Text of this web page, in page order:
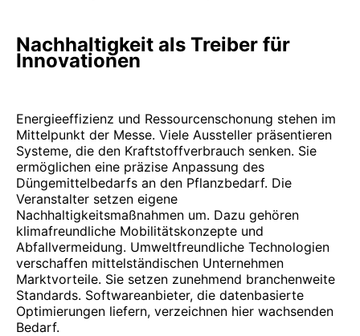
Nachhaltigkeit als Treiber für
Innovationen
Energieeffizienz und Ressourcenschonung stehen im
Mittelpunkt der Messe. Viele Aussteller präsentieren
Systeme, die den Kraftstoffverbrauch senken. Sie
ermöglichen eine präzise Anpassung des
Düngemittelbedarfs an den Pflanzbedarf. Die
Veranstalter setzen eigene
Nachhaltigkeitsmaßnahmen um. Dazu gehören
klimafreundliche Mobilitätskonzepte und
Abfallvermeidung. Umweltfreundliche Technologien
verschaffen mittelständischen Unternehmen
Marktvorteile. Sie setzen zunehmend branchenweite
Standards. Softwareanbieter, die datenbasierte
Optimierungen liefern, verzeichnen hier wachsenden
Bedarf.